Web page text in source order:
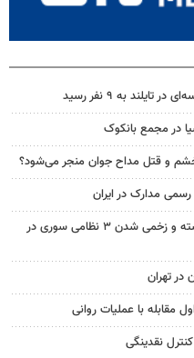
به ۹ نفر رسید
در مجمع بانکوک
خشم و قتل مداح جوان منجر می‌شود؟
مدارک در ایران
درگیری شدید در جنوب ادلب؛ کشته و زخمی شدن ۳ نظامی سوری در
مقابله با عملیات روانی
نقدینگی